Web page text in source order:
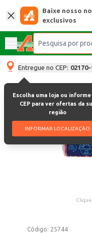
Baixe nosso
exclusivos
Entregue no CEP: 02170-
Escolha uma loja ou informe
CEP para ver ofertas da
região
INFORMAR LOCALIZAÇÃO
Clique
Código: 25744